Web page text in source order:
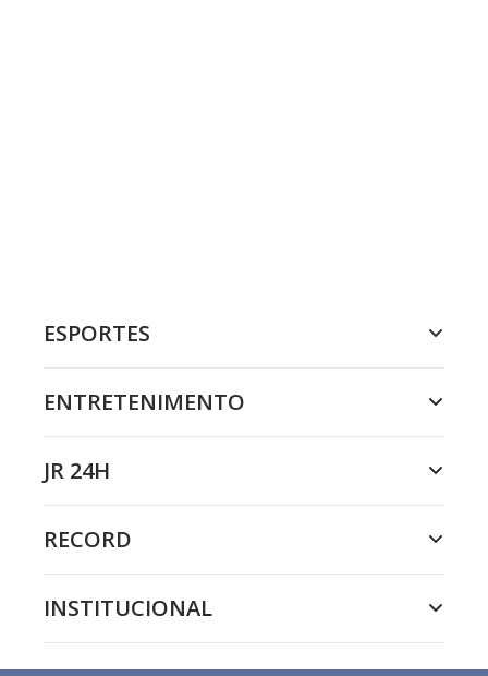
ESPORTES
ENTRETENIMENTO
JR 24H
RECORD
INSTITUCIONAL